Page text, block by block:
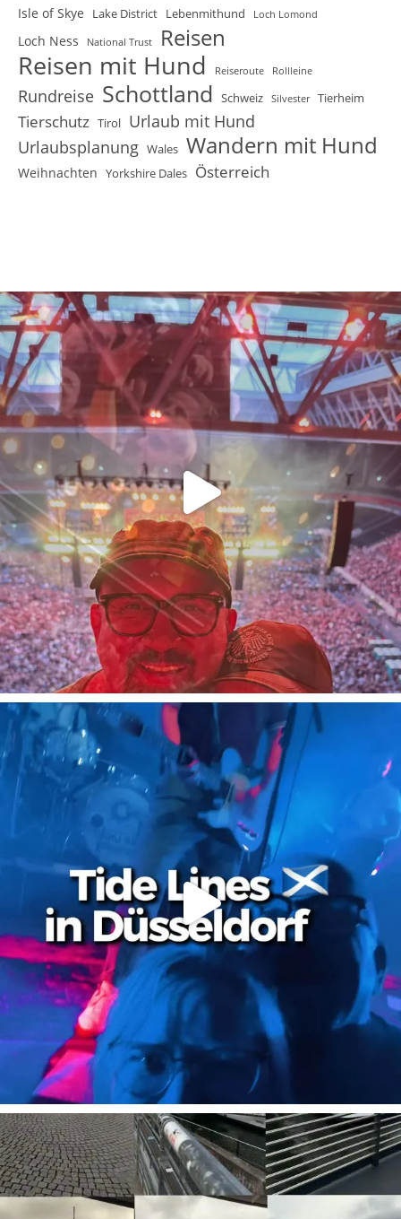
Isle of Skye Lake District Lebenmithund Loch Lomond
Loch Ness National Trust Reisen
Reisen mit Hund Reiseroute Rollleine
Rundreise Schottland Schweiz Silvester Tierheim
Tierschutz Tirol Urlaub mit Hund
Urlaubsplanung Wales Wandern mit Hund
Weihnachten Yorkshire Dales Österreich